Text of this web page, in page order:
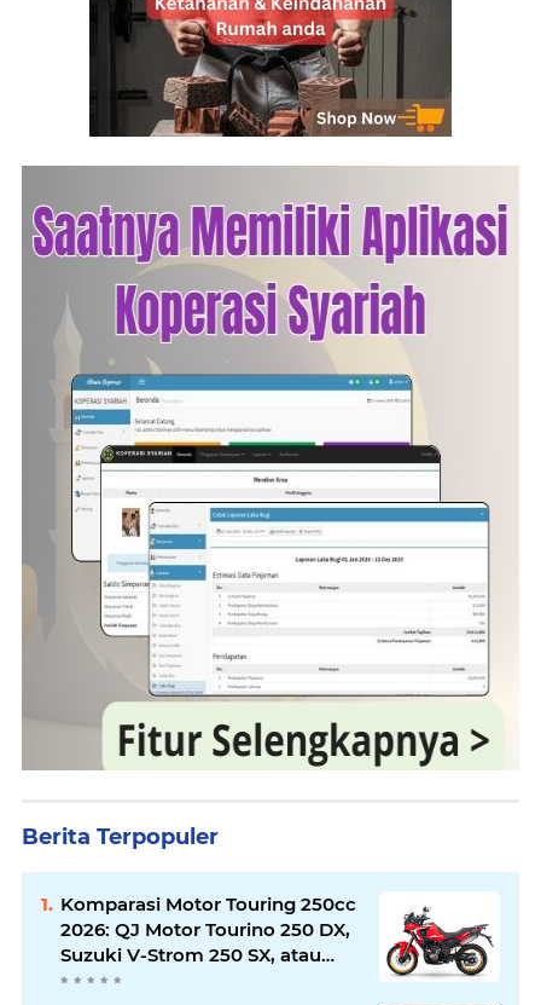
Berita Terpopuler
Komparasi Motor Touring 250cc
2026: QJ Motor Tourino 250 DX,
Suzuki V-Strom 250 SX, atau
Kawasaki Versys-X 250?